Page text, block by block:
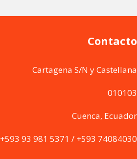
Contacto
Cartagena S/N y Castellana
010103
Cuenca, Ecuador
+593 93 981 5371 / +593 74084030